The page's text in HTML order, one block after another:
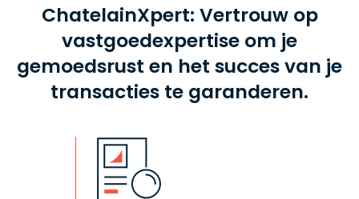
ChatelainXpert: Vertrouw op
vastgoedexpertise om je
gemoedsrust en het succes van je
transacties te garanderen.